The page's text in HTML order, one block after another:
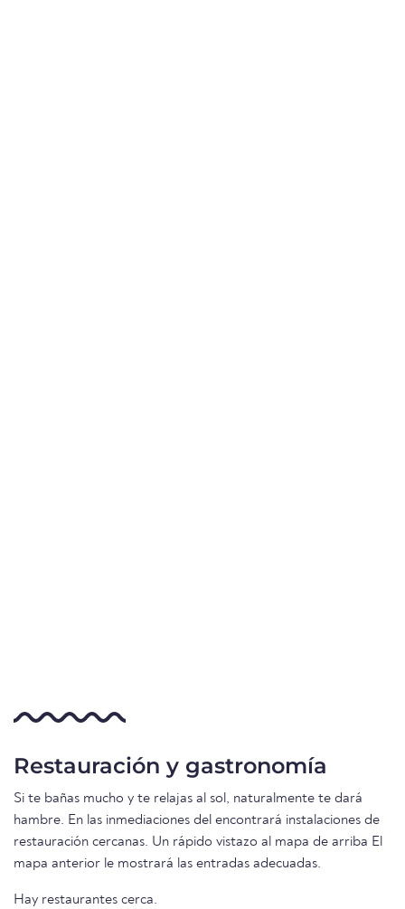
Restauración y gastronomía
Si te bañas mucho y te relajas al sol, naturalmente te dará
hambre. En las inmediaciones del encontrará instalaciones de
restauración cercanas. Un rápido vistazo al mapa de arriba El
mapa anterior le mostrará las entradas adecuadas.
Hay restaurantes cerca.